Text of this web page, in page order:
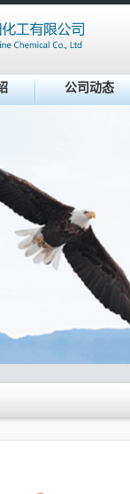
公司动态